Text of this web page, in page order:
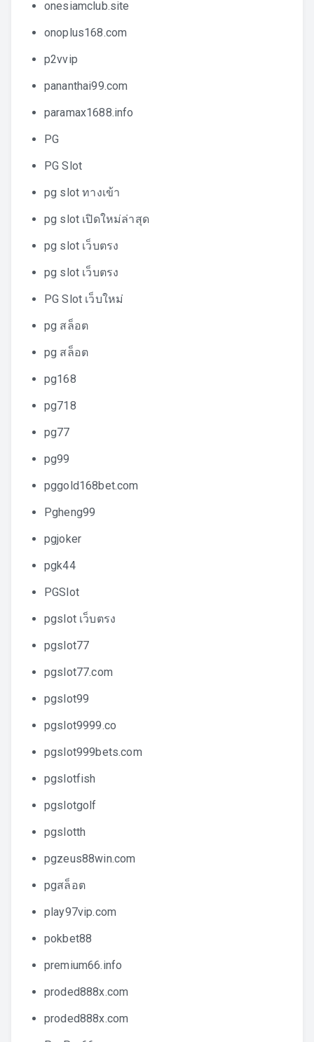
onesiamclub.site
onoplus168.com
p2vvip
pananthai99.com
paramax1688.info
PG
PG Slot
pg slot ทางเข้า
pg slot เปิดใหม่ล่าสุด
pg slot เว็บตรง
pg slot เว็บตรง
PG Slot เว็บใหม่
pg สล็อต
pg สล็อต
pg168
pg718
pg77
pg99
pggold168bet.com
Pgheng99
pgjoker
pgk44
PGSlot
pgslot เว็บตรง
pgslot77
pgslot77.com
pgslot99
pgslot9999.co
pgslot999bets.com
pgslotfish
pgslotgolf
pgslotth
pgzeus88win.com
pgสล็อต
play97vip.com
pokbet88
premium66.info
proded888x.com
proded888x.com